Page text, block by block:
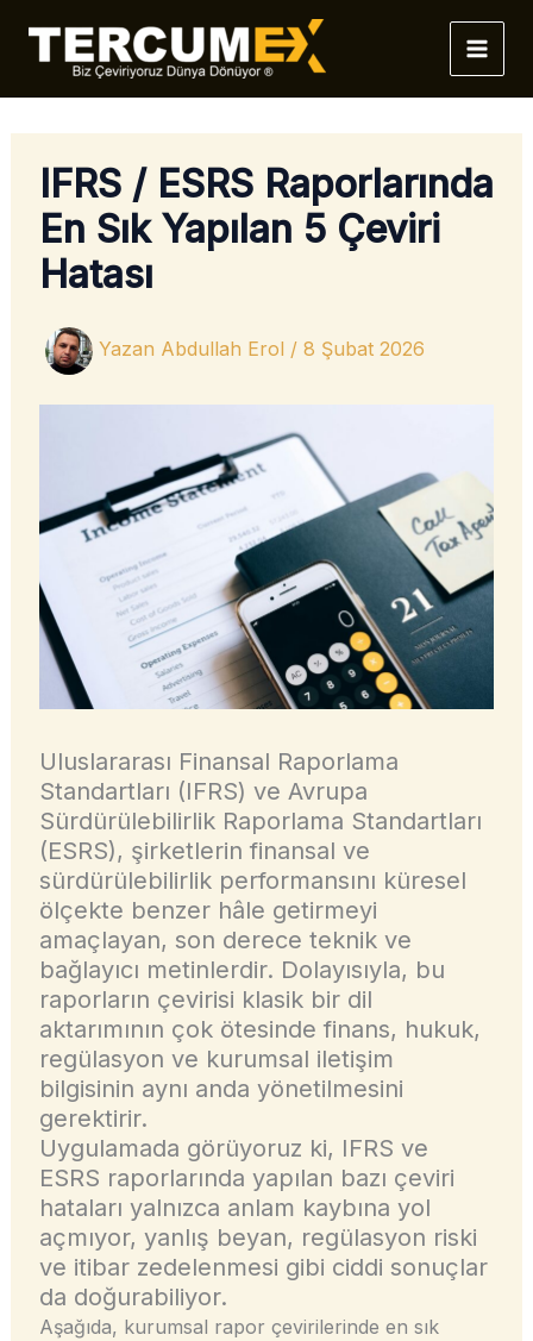
atla
IFRS / ESRS Raporlarında
En Sık Yapılan 5 Çeviri
Hatası
Yazan Abdullah Erol / 8 Şubat 2026
Uluslararası Finansal Raporlama
Standartları (IFRS) ve Avrupa
Sürdürülebilirlik Raporlama Standartları
(ESRS), şirketlerin finansal ve
sürdürülebilirlik performansını küresel
ölçekte benzer hâle getirmeyi
amaçlayan, son derece teknik ve
bağlayıcı metinlerdir. Dolayısıyla, bu
raporların çevirisi klasik bir dil
aktarımının çok ötesinde finans, hukuk,
regülasyon ve kurumsal iletişim
bilgisinin aynı anda yönetilmesini
gerektirir.
Uygulamada görüyoruz ki, IFRS ve
ESRS raporlarında yapılan bazı çeviri
hataları yalnızca anlam kaybına yol
açmıyor, yanlış beyan, regülasyon riski
ve itibar zedelenmesi gibi ciddi sonuçlar
da doğurabiliyor.
Aşağıda, kurumsal rapor çevirilerinde en sık